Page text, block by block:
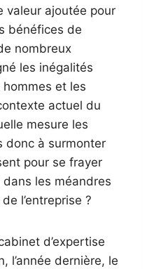
valeur ajoutée pour
bénéfices de
nombreux
les inégalités
et les
actuel du
mesure les
donc à surmonter
pour se frayer
les méandres
l’entreprise ?
d’expertise
l’année dernière, le